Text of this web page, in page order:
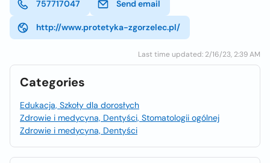
757717047 Send email
http://www.protetyka-zgorzelec.pl/
Last time updated: 2/16/23, 2:39 AM
Categories
Edukacja, Szkoły dla dorosłych
Zdrowie i medycyna, Dentyści, Stomatologii ogólnej
Zdrowie i medycyna, Dentyści